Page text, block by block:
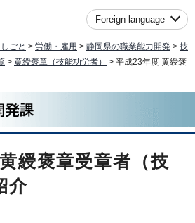
Foreign language
ごと > 労働・雇用 > 静岡県の職業能力開発 > 技
> 黄綬褒章（技能功労者）
> 平成23年度 黄綬褒
綬褒章受章者（技
介